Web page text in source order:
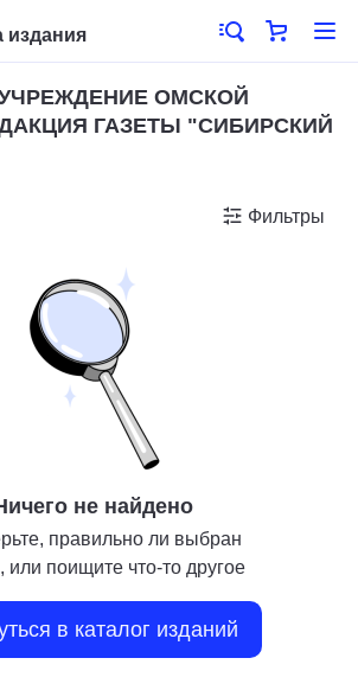
издания
ОМСКОЙ
ГАЗЕТЫ "СИБИРСКИЙ
Фильтры
не найдено
правильно ли выбран
или поищите что-то другое
в каталог изданий